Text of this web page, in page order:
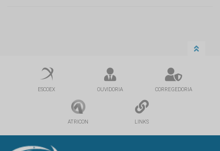
ESCOEX OUVIDORIA CORREGEDORIA
ATRICON LINKS